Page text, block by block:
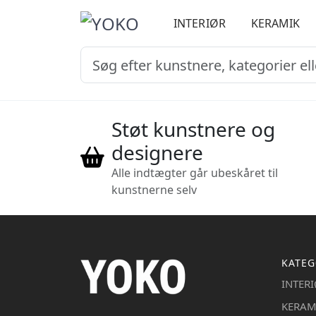
INTERIØR KERAMIK
Støt kunstnere og
designere
Alle indtægter går ubeskåret til
kunstnerne selv